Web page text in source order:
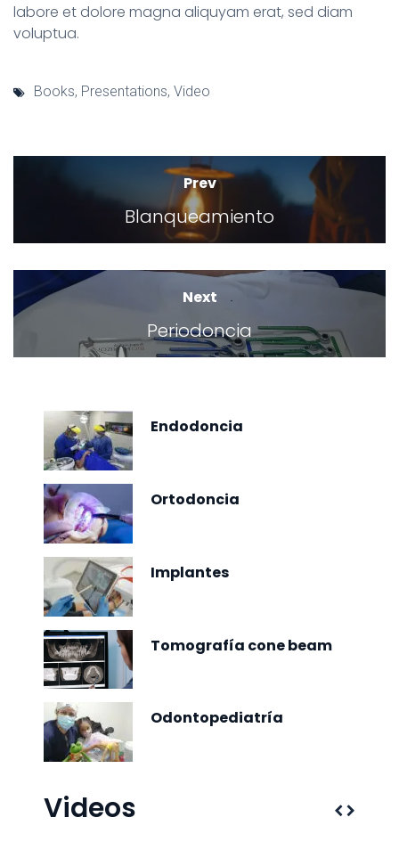
labore et dolore magna aliquyam erat, sed diam
voluptua.
Books, Presentations, Video
Prev
Blanqueamiento
Next
Periodoncia
Endodoncia
Ortodoncia
Implantes
Tomografía cone beam
Odontopediatría
Videos